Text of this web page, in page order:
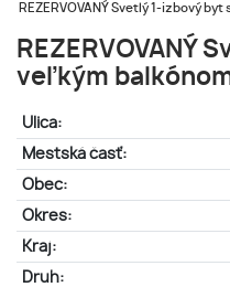
REZERVOVANÝ Svetlý 1-izbový
REZERVOVANÝ
veľkým
Ulica:
Mestská časť:
Obec:
Okres:
Kraj:
Druh: